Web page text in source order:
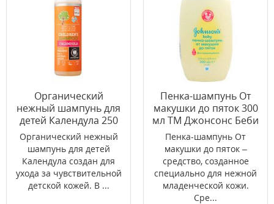
Органический
нежный шампунь для
детей Календула 250
мл
Органический нежный
шампунь для детей
Календула создан для
ухода за чувствительной
детской кожей. В ...
Пенка-шампунь От
макушки до пяток 300
мл ТМ Джонсонc Беби
/ Johnson’s Baby
Пенка-шампунь От
макушки до пяток –
средство, созданное
специально для нежной
младенческой кожи.
Сре...